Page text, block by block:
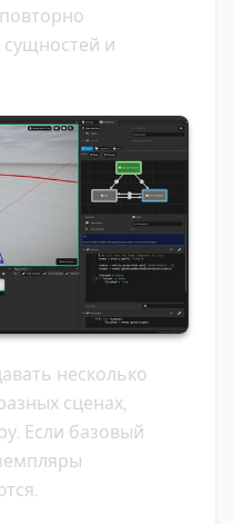
и
несколько
сценах,
Если базовый